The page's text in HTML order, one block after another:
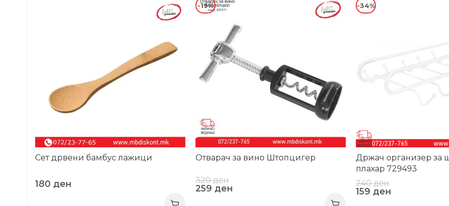
Сет дрвени бамбус лажици
180 ден
-19%
Отварач за вино Штопцигер
320ден
259 ден
-34%
Држач организер за
плахар 729493
240ден
159 ден